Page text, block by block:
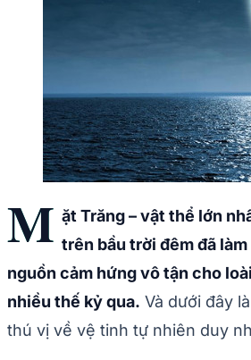
M ặt Trăng – vật thể lớn
trên bầu trời đêm đã
nguồn cảm hứng vô tận cho
nhiều thế kỷ qua. Và dưới đây
thú vị về vệ tinh tự nhiên duy